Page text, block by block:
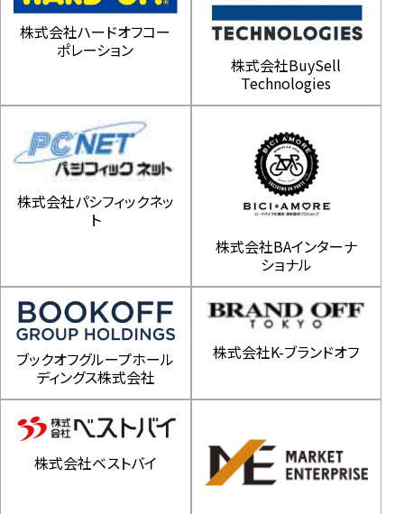
株式会社ハードオフコー
ポレーション
株式会社BuySell
Technologies
株式会社パシフィックネッ
ト
株式会社BAインターナ
ショナル
ブックオフグループホール
ディングス株式会社
株式会社K-ブランドオフ
株式会社ベストバイ